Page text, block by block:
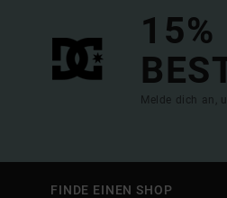
15%
Melde dich an,
FINDE EINEN SHOP